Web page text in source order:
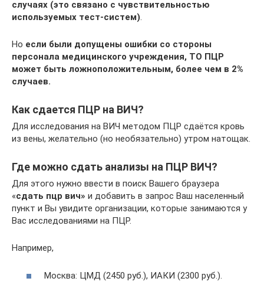
случаях (это связано с чувствительностью
используемых тест-систем).
Но если были допущены ошибки со стороны
персонала медицинского учреждения, ТО ПЦР
может быть ложноположительным, более чем в 2%
случаев.
Как сдается ПЦР на ВИЧ?
Для исследования на ВИЧ методом ПЦР сдаётся кровь
из вены, желательно (но необязательно) утром натощак.
Где можно сдать анализы на ПЦР ВИЧ?
Для этого нужно ввести в поиск Вашего браузера
«сдать пцр вич» и добавить в запрос Ваш населенный
пункт и Вы увидите организации, которые занимаются у
Вас исследованиями на ПЦР.
Например,
Москва: ЦМД (2450 руб.), ИАКИ (2300 руб.).